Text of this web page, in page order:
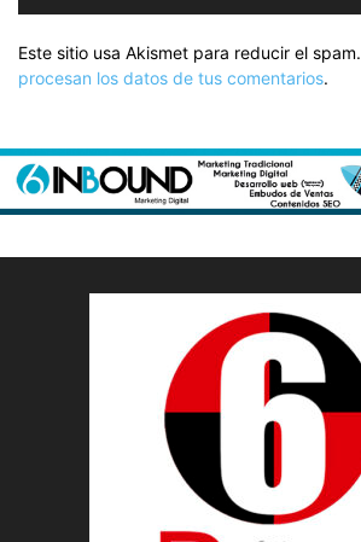
Este sitio usa Akismet para reducir el spam.
procesan los datos de tus comentarios.